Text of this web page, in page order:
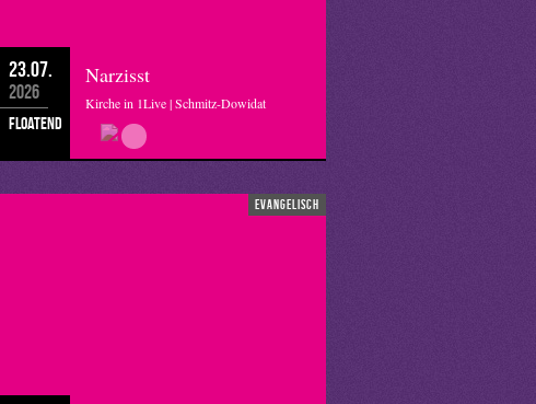
23.07.
2026
floatend
Narzisst
Kirche in 1Live | Schmitz-Dowidat
evangelisch